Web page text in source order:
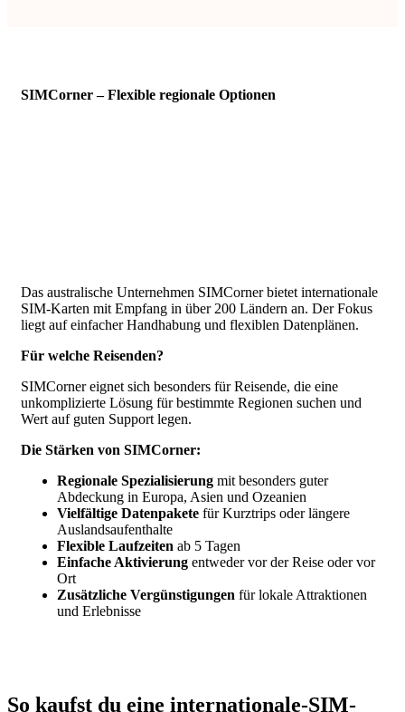
SIMCorner – Flexible regionale Optionen
Das australische Unternehmen SIMCorner bietet internationale
SIM-Karten mit Empfang in über 200 Ländern an. Der Fokus
liegt auf einfacher Handhabung und flexiblen Datenplänen.
Für welche Reisenden?
SIMCorner eignet sich besonders für Reisende, die eine
unkomplizierte Lösung für bestimmte Regionen suchen und
Wert auf guten Support legen.
Die Stärken von SIMCorner:
Regionale Spezialisierung mit besonders guter
Abdeckung in Europa, Asien und Ozeanien
Vielfältige Datenpakete für Kurztrips oder längere
Auslandsaufenthalte
Flexible Laufzeiten ab 5 Tagen
Einfache Aktivierung entweder vor der Reise oder vor
Ort
Zusätzliche Vergünstigungen für lokale Attraktionen
und Erlebnisse
So kaufst du eine internationale-SIM-